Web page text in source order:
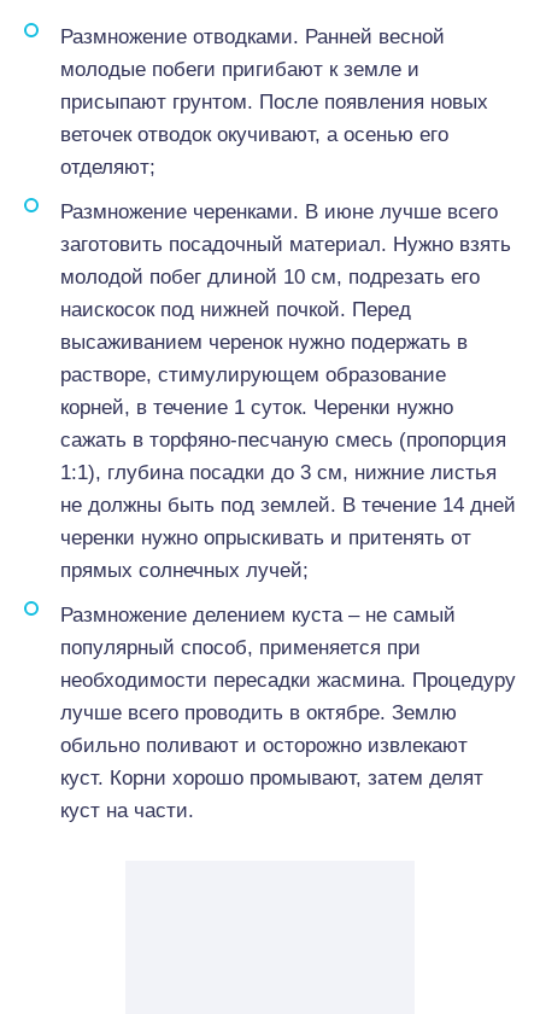
Размножение отводками. Ранней весной
молодые побеги пригибают к земле и
присыпают грунтом. После появления новых
веточек отводок окучивают, а осенью его
отделяют;
Размножение черенками. В июне лучше всего
заготовить посадочный материал. Нужно взять
молодой побег длиной 10 см, подрезать его
наискосок под нижней почкой. Перед
высаживанием черенок нужно подержать в
растворе, стимулирующем образование
корней, в течение 1 суток. Черенки нужно
сажать в торфяно-песчаную смесь (пропорция
1:1), глубина посадки до 3 см, нижние листья
не должны быть под землей. В течение 14 дней
черенки нужно опрыскивать и притенять от
прямых солнечных лучей;
Размножение делением куста – не самый
популярный способ, применяется при
необходимости пересадки жасмина. Процедуру
лучше всего проводить в октябре. Землю
обильно поливают и осторожно извлекают
куст. Корни хорошо промывают, затем делят
куст на части.